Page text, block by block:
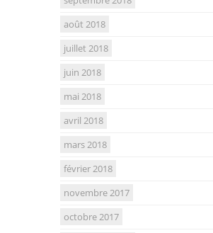
août 2018
juillet 2018
juin 2018
mai 2018
avril 2018
mars 2018
février 2018
novembre 2017
octobre 2017